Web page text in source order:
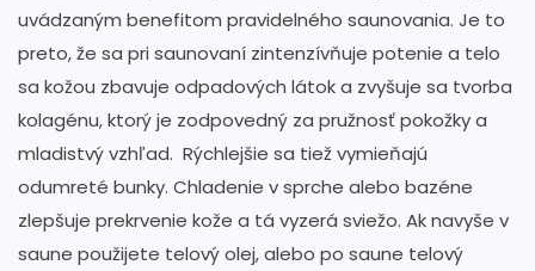
uvádzaným benefitom pravidelného saunovania. Je to
preto, že sa pri saunovaní zintenzívňuje potenie a telo
sa kožou zbavuje odpadových látok a zvyšuje sa tvorba
kolagénu, ktorý je zodpovedný za pružnosť pokožky a
mladistvý vzhľad. Rýchlejšie sa tiež vymieňajú
odumreté bunky. Chladenie v sprche alebo bazéne
zlepšuje prekrvenie kože a tá vyzerá sviežo. Ak navyše v
saune použijete telový olej, alebo po saune telový